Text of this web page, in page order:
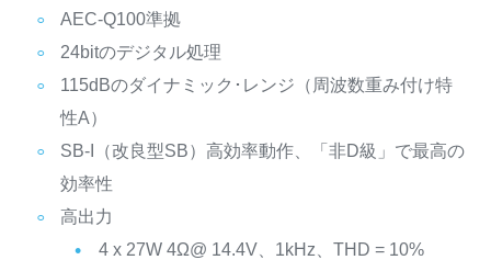
AEC-Q100準拠
24bitのデジタル処理
115dBのダイナミック･レンジ（周波数重み付け特
性A）
SB-I（改良型SB）高効率動作、「非D級」で最高の
効率性
高出力
4 x 27W 4Ω@ 14.4V、1kHz、THD = 10%